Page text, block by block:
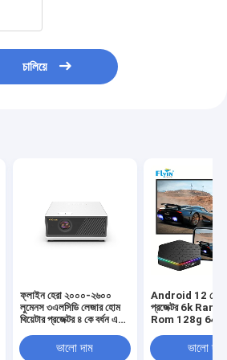
চালিয়ে
ফ্লাইন হেরা ২০০০-২৬০০
লুমেনস ৩এলসিডি লেজার হোম
থিয়েটার প্রজেক্টর ৪ কে বর্ধন এবং
ভালো দাম
Android 12 হোম
প্রজেক্টর 6k Ram
Rom 128g 64bit
ভালো দাম